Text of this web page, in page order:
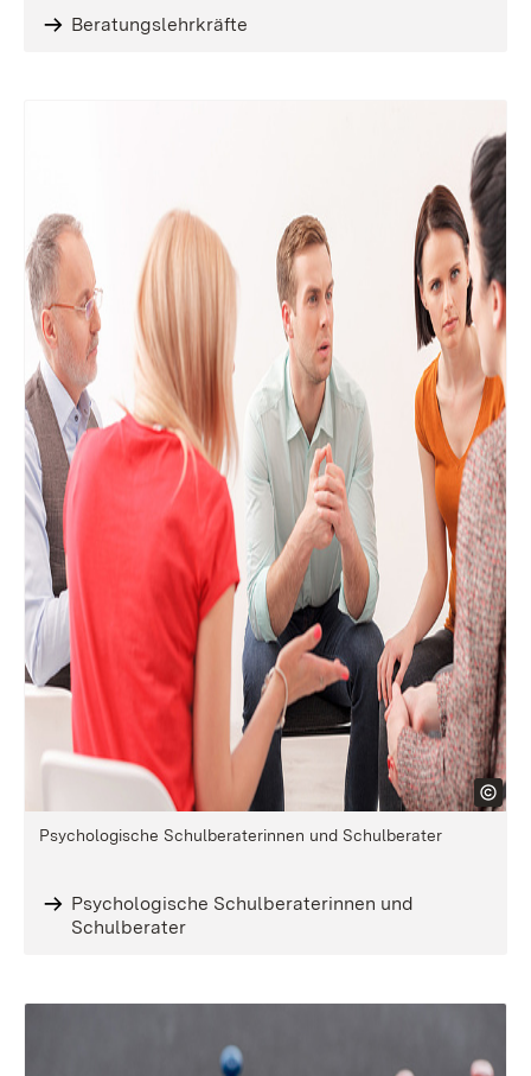
Beratungslehrkräfte
Psychologische Schulberaterinnen und Schulberater
Psychologische Schulberaterinnen und
Schulberater